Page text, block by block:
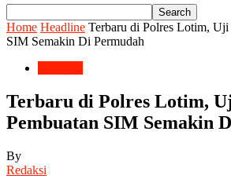
Home Headline Terbaru di Polres Lotim, Uji
SIM Semakin Di Permudah
Terbaru di Polres Lotim,
Pembuatan SIM Semakin
By
Redaksi